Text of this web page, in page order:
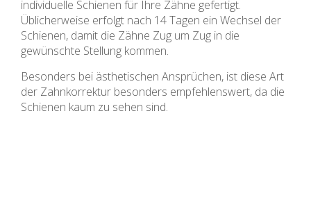
individuelle Schienen für Ihre Zähne gefertigt.
Üblicherweise erfolgt nach 14 Tagen ein Wechsel der
Schienen, damit die Zähne Zug um Zug in die
gewünschte Stellung kommen.
Besonders bei ästhetischen Ansprüchen, ist diese Art
der Zahnkorrektur besonders empfehlenswert, da die
Schienen kaum zu sehen sind.